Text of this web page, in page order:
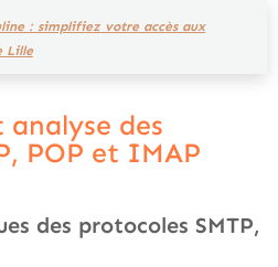
: simplifiez votre accès aux
Lille
des
POP et IMAP
des protocoles SMTP,